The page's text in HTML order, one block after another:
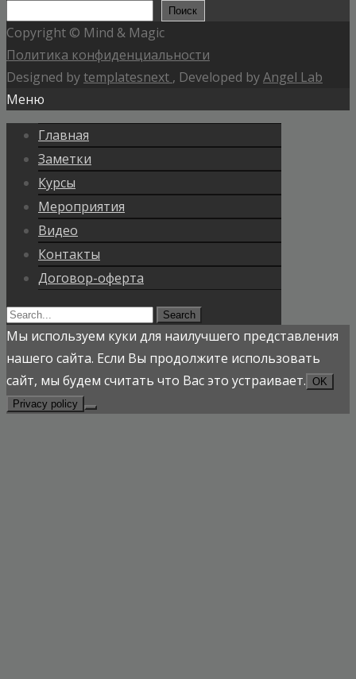
Поиск
Copyright © Mind & Magic
Политика конфиденциальности
Designed bytemplatesnext , Developed byAngel Lab
Меню
Главная
Заметки
Курсы
Мероприятия
Видео
Контакты
Договор-оферта
Search
for:
Мы используем куки для наилучшего представления
нашего сайта. Если Вы продолжите использовать
сайт, мы будем считать что Вас это устраивает. OK
Privacy policy